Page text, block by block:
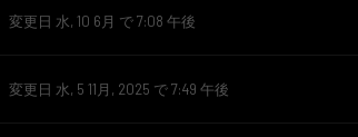
変更日 水, 10 6月 で 7:08 午後
変更日 水, 5 11月, 2025 で 7:49 午後